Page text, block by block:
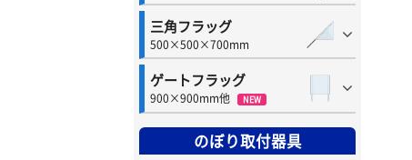
三角フラッグ
500×500×700mm
ゲートフラッグ
900×900mm他 NEW
のぼり取付器具